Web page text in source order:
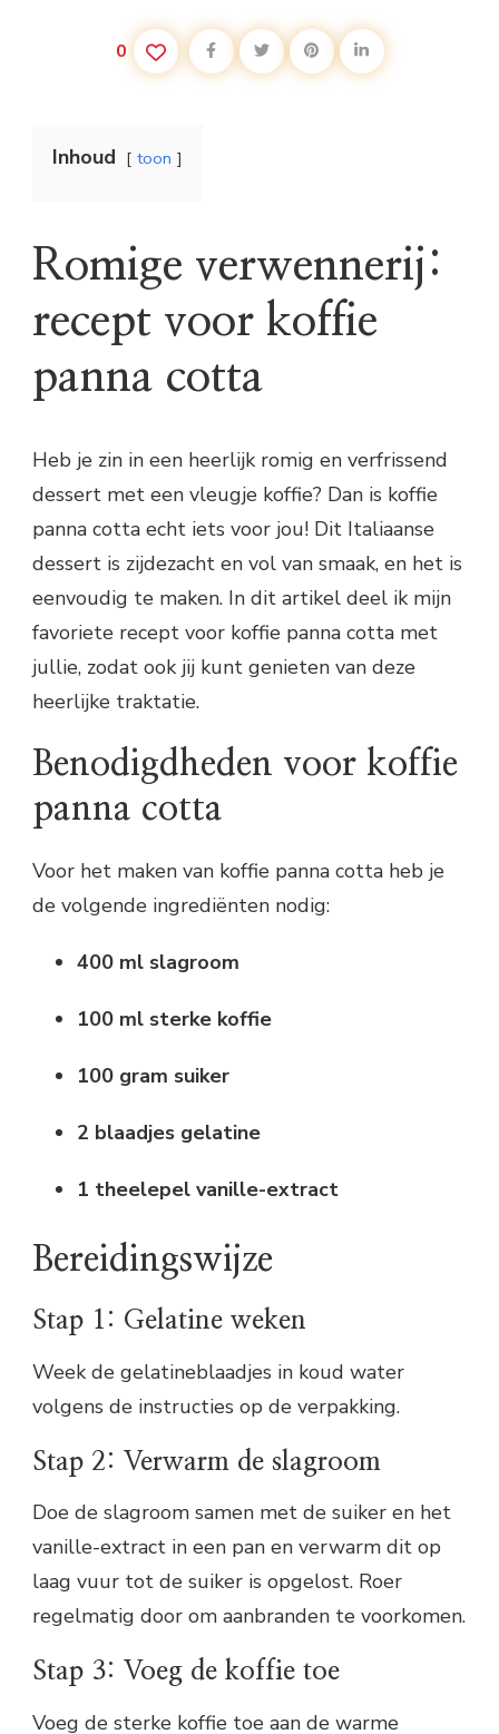
0
Inhoud toon
Romige verwennerij:
recept voor koffie
panna cotta
Heb je zin in een heerlijk romig en verfrissend
dessert met een vleugje koffie? Dan is koffie
panna cotta echt iets voor jou! Dit Italiaanse
dessert is zijdezacht en vol van smaak, en het is
eenvoudig te maken. In dit artikel deel ik mijn
favoriete recept voor koffie panna cotta met
jullie, zodat ook jij kunt genieten van deze
heerlijke traktatie.
Benodigdheden voor koffie
panna cotta
Voor het maken van koffie panna cotta heb je
de volgende ingrediënten nodig:
400 ml slagroom
100 ml sterke koffie
100 gram suiker
2 blaadjes gelatine
1 theelepel vanille-extract
Bereidingswijze
Stap 1: Gelatine weken
Week de gelatineblaadjes in koud water
volgens de instructies op de verpakking.
Stap 2: Verwarm de slagroom
Doe de slagroom samen met de suiker en het
vanille-extract in een pan en verwarm dit op
laag vuur tot de suiker is opgelost. Roer
regelmatig door om aanbranden te voorkomen.
Stap 3: Voeg de koffie toe
Voeg de sterke koffie toe aan de warme